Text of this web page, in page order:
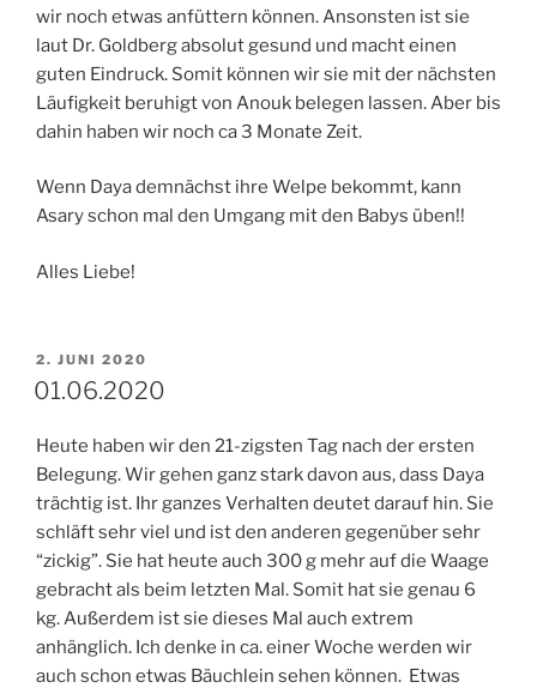
wir noch etwas anfüttern können. Ansonsten ist sie
laut Dr. Goldberg absolut gesund und macht einen
guten Eindruck. Somit können wir sie mit der nächsten
Läufigkeit beruhigt von Anouk belegen lassen. Aber bis
dahin haben wir noch ca 3 Monate Zeit.
Wenn Daya demnächst ihre Welpe bekommt, kann
Asary schon mal den Umgang mit den Babys üben!!
Alles Liebe!
VERÖFFENTLICHT
AM
2. JUNI 2020
01.06.2020
Heute haben wir den 21-zigsten Tag nach der ersten
Belegung. Wir gehen ganz stark davon aus, dass Daya
trächtig ist. Ihr ganzes Verhalten deutet darauf hin. Sie
schläft sehr viel und ist den anderen gegenüber sehr
“zickig”. Sie hat heute auch 300 g mehr auf die Waage
gebracht als beim letzten Mal. Somit hat sie genau 6
kg. Außerdem ist sie dieses Mal auch extrem
anhänglich. Ich denke in ca. einer Woche werden wir
auch schon etwas Bäuchlein sehen können. Etwas